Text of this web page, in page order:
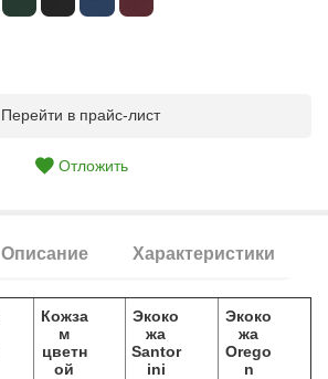
Перейти в прайс-лист
Отложить
Описание Характеристики
Кожза
м
цветн
ой
Экоко
жа
Santor
ini
Экоко
жа
Orego
n